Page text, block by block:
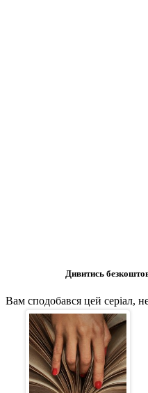
Дивитись
Вам сподобався цей серіал,